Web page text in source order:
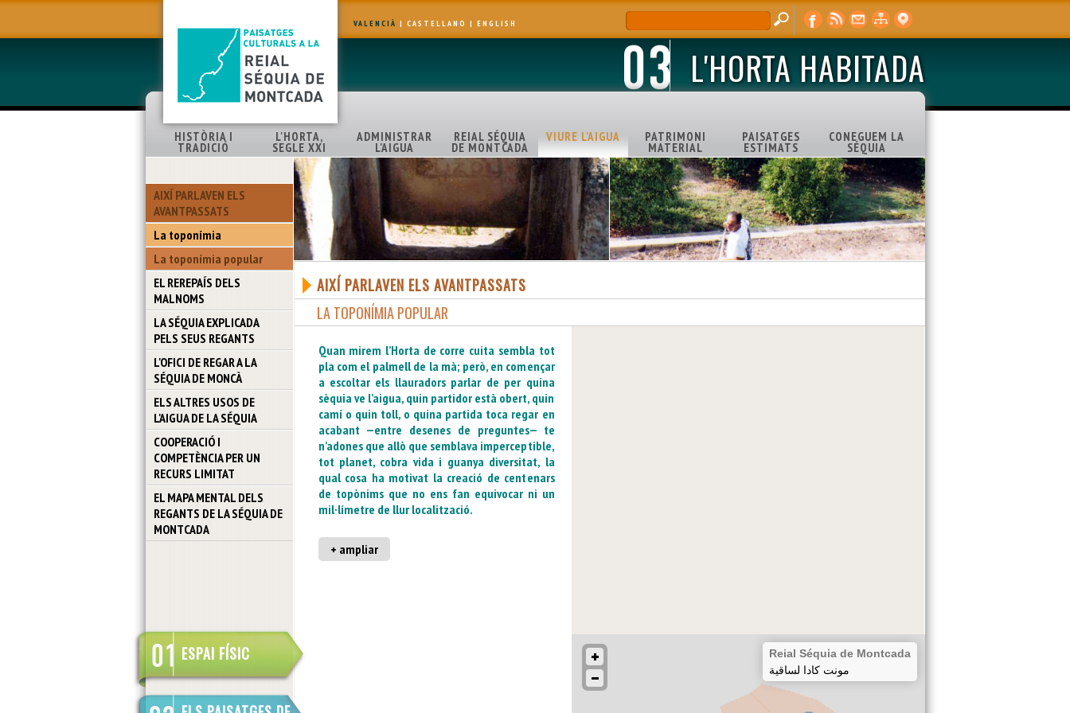
VALENCIÀ | CASTELLANO | ENGLISH
L'HORTA HABITADA
HISTÒRIA I
TRADICIÓ
L'HORTA,
SEGLE XXI
ADMINISTRAR
L'AIGUA
REIAL SÉQUIA
DE MONTCADA
VIURE L'AIGUA PATRIMONI
MATERIAL
PAISATGES
ESTIMATS
CONEGUEM LA
SÉQUIA
AIXÍ PARLAVEN ELS
AVANTPASSATS
La toponímia
La toponímia popular
EL REREPAÍS DELS
MALNOMS
LA SÉQUIA EXPLICADA
PELS SEUS REGANTS
L'OFICI DE REGAR A LA
SÉQUIA DE MONCÀ
ELS ALTRES USOS DE
L'AIGUA DE LA SÉQUIA
COOPERACIÓ I
COMPETÈNCIA PER UN
RECURS LIMITAT
EL MAPA MENTAL DELS
REGANTS DE LA SÉQUIA DE
MONTCADA
ESPAI FÍSIC
AIXÍ PARLAVEN ELS AVANTPASSATS
LA TOPONÍMIA POPULAR
Quan mirem l’Horta de corre cuita sembla tot
pla com el palmell de la mà; però, en començar
a escoltar els llauradors parlar de per quina
sèquia ve l’aigua, quin partidor està obert, quin
camí o quin toll, o quina partida toca regar en
acabant —entre desenes de preguntes— te
n’adones que allò que semblava imperceptible,
tot planet, cobra vida i guanya diversitat, la
qual cosa ha motivat la creació de centenars
de topònims que no ens fan equivocar ni un
mil·límetre de llur localització.
+ ampliar